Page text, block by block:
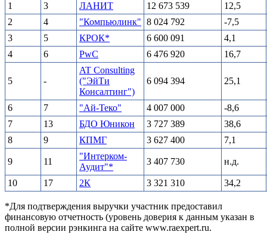
1 3 ЛАНИТ 12 673 539
12,5
2
4 "Компьюлинк" 8 024 792
-7,5
3
5 КРОК* 6 600 091
4,1
4
6 PwC 6 476 920 16,7
5 -
AT Consulting
("ЭйТи
Консалтинг")
6 094 394 25,1
6 7 "Ай-Теко" 4 007 000
-8,6
7
13 БДО Юникон 3 727 389
38,6
8
9 КПМГ 3 627 400 7,1
9 11
"Интерком-
Аудит"*
3 407 730 н.д.
10 17 2К 3 321 310 34,2
*Для подтверждения выручки участник предоставил
финансовую отчетность (уровень доверия к данным указан в
полной версии рэнкинга на сайте www.raexpert.ru.